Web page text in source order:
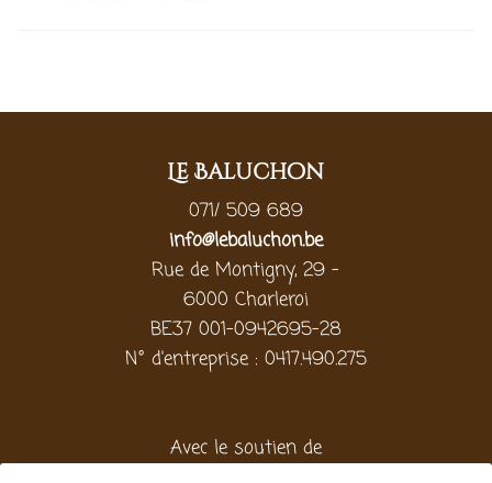
Le Baluchon
071/ 509 689
info@lebaluchon.be
Rue de Montigny, 29 -
6000 Charleroi
BE37 001-0942695-28
N° d'entreprise : 0417.490.275
Avec le soutien de